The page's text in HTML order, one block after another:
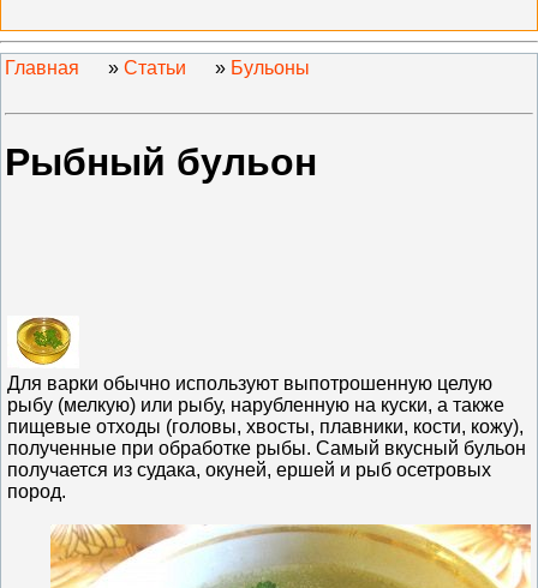
Главная » Статьи » Бульоны
Рыбный бульон
Для варки обычно используют выпотрошенную целую
рыбу (мелкую) или рыбу, нарубленную на куски, а также
пищевые отходы (головы, хвосты, плавники, кости, кожу),
полученные при обработке рыбы. Самый вкусный бульон
получается из судака, окуней, ершей и рыб осетровых
пород.